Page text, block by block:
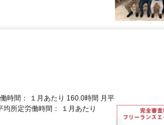
時間： １月あたり 160.0時間 月平
所定労働時間： １月あたり